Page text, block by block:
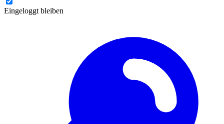
Eingeloggt bleiben